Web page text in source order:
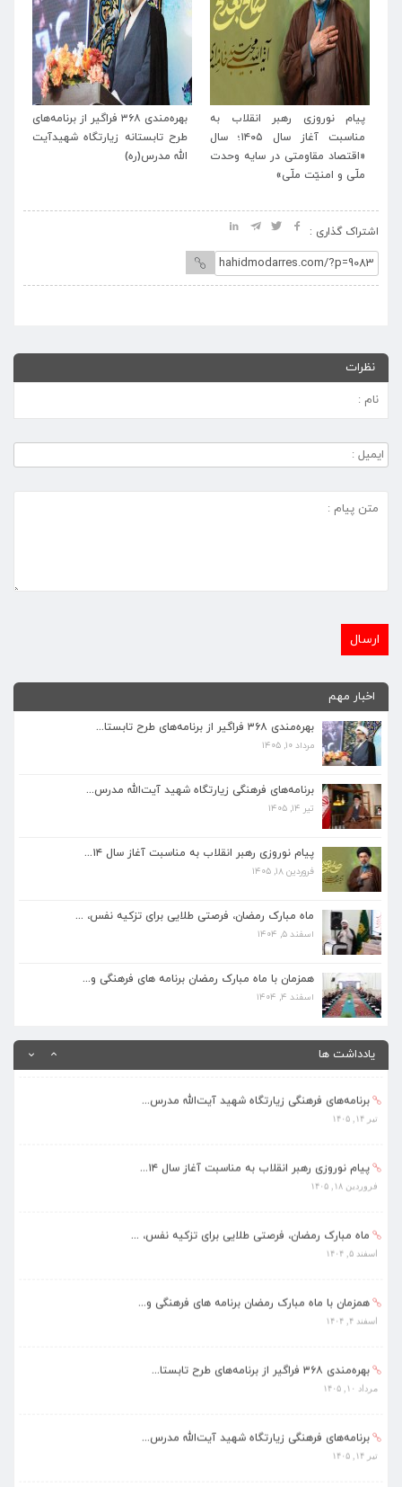
پیام نوروزی رهبر انقلاب به
مناسبت آغاز سال ۱۴۰۵؛ سال
«اقتصاد مقاومتی در سایه وحدت
ملّی و امنیّت ملّی»
بهره‌مندی ۳۶۸ فراگیر از برنامه‌های
طرح تابستانه زیارتگاه شهیدآیت
الله مدرس(ره)
اشتراک گذاری :
نظرات
اخبار مهم
بهره‌مندی ۳۶۸ فراگیر از برنامه‌های طرح تابستا...
مرداد ۱۰, ۱۴۰۵
برنامه‌های فرهنگی زیارتگاه شهید آیت‌الله مدرس...
تیر ۱۴, ۱۴۰۵
پیام نوروزی رهبر انقلاب به مناسبت آغاز سال ۱۴...
فروردین ۱۸, ۱۴۰۵
ماه مبارک رمضان، فرصتی طلایی برای تزکیه نفس، ...
اسفند ۵, ۱۴۰۴
همزمان با ماه مبارک رمضان برنامه های فرهنگی و...
اسفند ۴, ۱۴۰۴
یادداشت ها
برنامه‌های فرهنگی زیارتگاه شهید آیت‌الله مدرس...
پیام نوروزی رهبر انقلاب به مناسبت آغاز سال ۱۴...
ماه مبارک رمضان، فرصتی طلایی برای تزکیه نفس، ...
اسفند ۵, ۱۴۰۴
همزمان با ماه مبارک رمضان برنامه های فرهنگی و...
اسفند ۴, ۱۴۰۴
مرداد ۱۰, ۱۴۰۵
برنامه‌های فرهنگی زیارتگاه شهید آیت‌الله مدرس...
پیام نوروزی رهبر انقلاب به مناسبت آغاز سال ۱۴...
فروردین ۱۸, ۱۴۰۵
ماه مبارک رمضان، فرصتی طلایی برای تزکیه نفس، ...
همزمان با ماه مبارک رمضان برنامه های فرهنگی و...
برنامه‌های فرهنگی زیارتگاه شهید آیت‌الله مدرس...